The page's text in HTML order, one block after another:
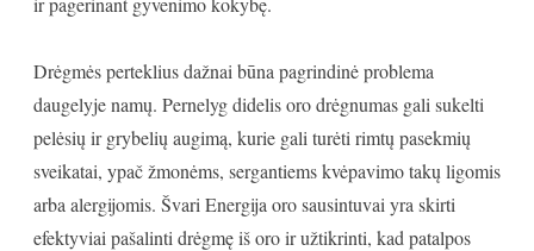
Drėgmės perteklius dažnai būna pagrindinė problema
daugelyje namų. Pernelyg didelis oro drėgnumas gali sukelti
pelėsių ir grybelių augimą, kurie gali turėti rimtų pasekmių
sveikatai, ypač žmonėms, sergantiems kvėpavimo takų ligomis
arba alergijomis. Švari Energija oro sausintuvai yra skirti
efektyviai pašalinti drėgmę iš oro ir užtikrinti, kad patalpos